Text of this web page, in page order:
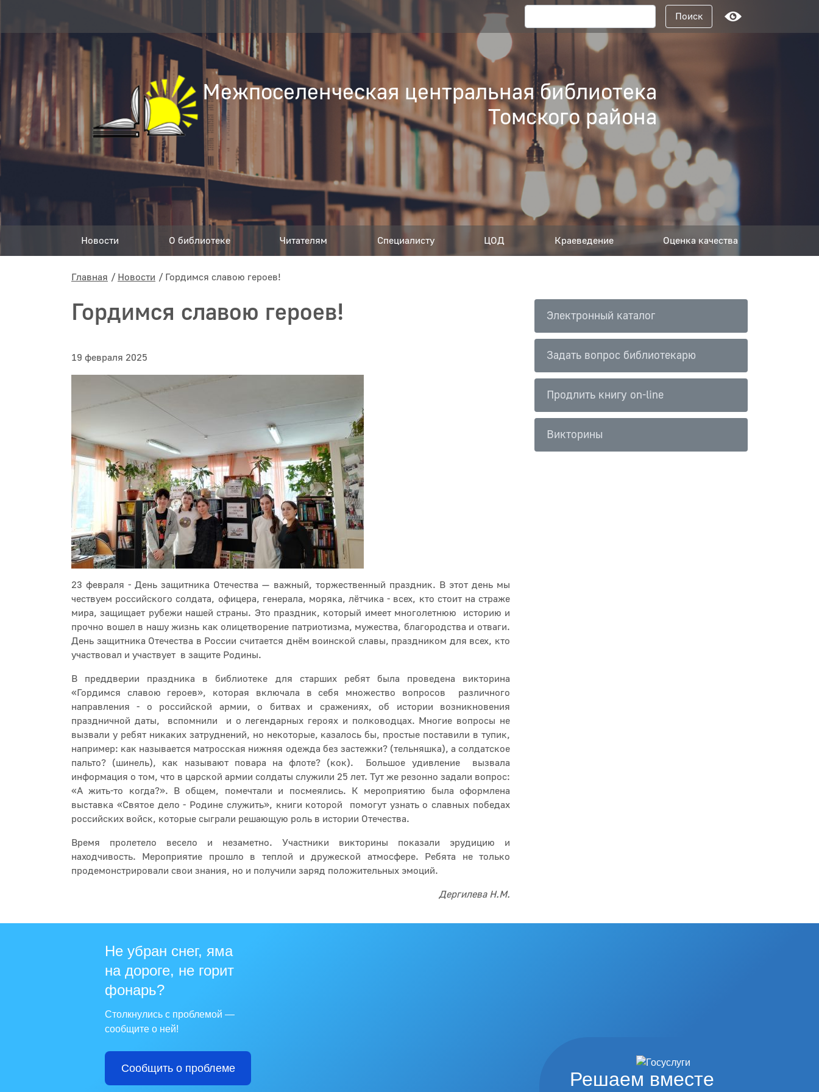
Поисковый запрос
Поиск
Межпоселенческая центральная библиотека
Томского района
Новости О библиотеке Читателям Специалисту ЦОД Краеведение Оценка качества
Главная Новости Гордимся славою героев!
Гордимся славою героев!
19 февраля 2025
23 февраля - День защитника Отечества — важный, торжественный праздник. В этот день мы
чествуем российского солдата, офицера, генерала, моряка, лётчика - всех, кто стоит на страже
мира, защищает рубежи нашей страны. Это праздник, который имеет многолетнюю историю и
прочно вошел в нашу жизнь как олицетворение патриотизма, мужества, благородства и отваги.
День защитника Отечества в России считается днём воинской славы, праздником для всех, кто
участвовал и участвует в защите Родины.
В преддверии праздника в библиотеке для старших ребят была проведена викторина
«Гордимся славою героев», которая включала в себя множество вопросов различного
направления - о российской армии, о битвах и сражениях, об истории возникновения
праздничной даты, вспомнили и о легендарных героях и полководцах. Многие вопросы не
вызвали у ребят никаких затруднений, но некоторые, казалось бы, простые поставили в тупик,
например: как называется матросская нижняя одежда без застежки? (тельняшка), а солдатское
пальто? (шинель), как называют повара на флоте? (кок). Большое удивление вызвала
информация о том, что в царской армии солдаты служили 25 лет. Тут же резонно задали вопрос:
«А жить-то когда?». В общем, помечтали и посмеялись. К мероприятию была оформлена
выставка «Святое дело - Родине служить», книги которой помогут узнать о славных победах
российских войск, которые сыграли решающую роль в истории Отечества.
Время пролетело весело и незаметно. Участники викторины показали эрудицию и
находчивость. Мероприятие прошло в теплой и дружеской атмосфере. Ребята не только
продемонстрировали свои знания, но и получили заряд положительных эмоций.
Дергилева Н.М.
Электронный каталог
Задать вопрос библиотекарю
Продлить книгу on-line
Викторины
Решаем вместе
Не убран снег, яма
на дороге, не горит
фонарь?
Столкнулись с проблемой —
сообщите о ней!
Сообщить о проблеме